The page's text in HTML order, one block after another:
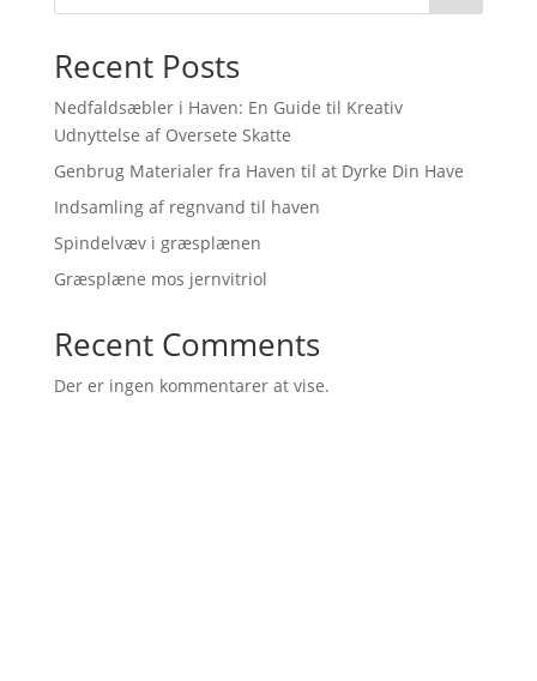
Recent Posts
Nedfaldsæbler i Haven: En Guide til Kreativ
Udnyttelse af Oversete Skatte
Genbrug Materialer fra Haven til at Dyrke Din Have
Indsamling af regnvand til haven
Spindelvæv i græsplænen
Græsplæne mos jernvitriol
Recent Comments
Der er ingen kommentarer at vise.